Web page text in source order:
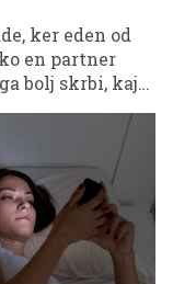
ker eden od
en partner
bolj skrbi, kaj
pri
štiridesetih. In